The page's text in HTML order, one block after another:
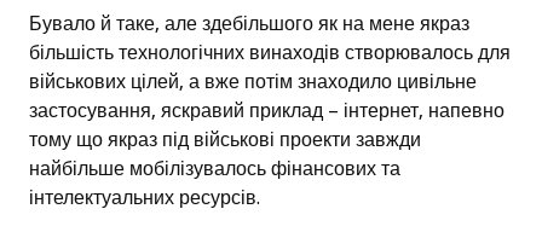
Бувало й таке, але здебільшого як на мене якраз
більшість технологічних винаходів створювалось для
військових цілей, а вже потім знаходило цивільне
застосування, яскравий приклад – інтернет, напевно
тому що якраз під військові проекти завжди
найбільше мобілізувалось фінансових та
інтелектуальних ресурсів.